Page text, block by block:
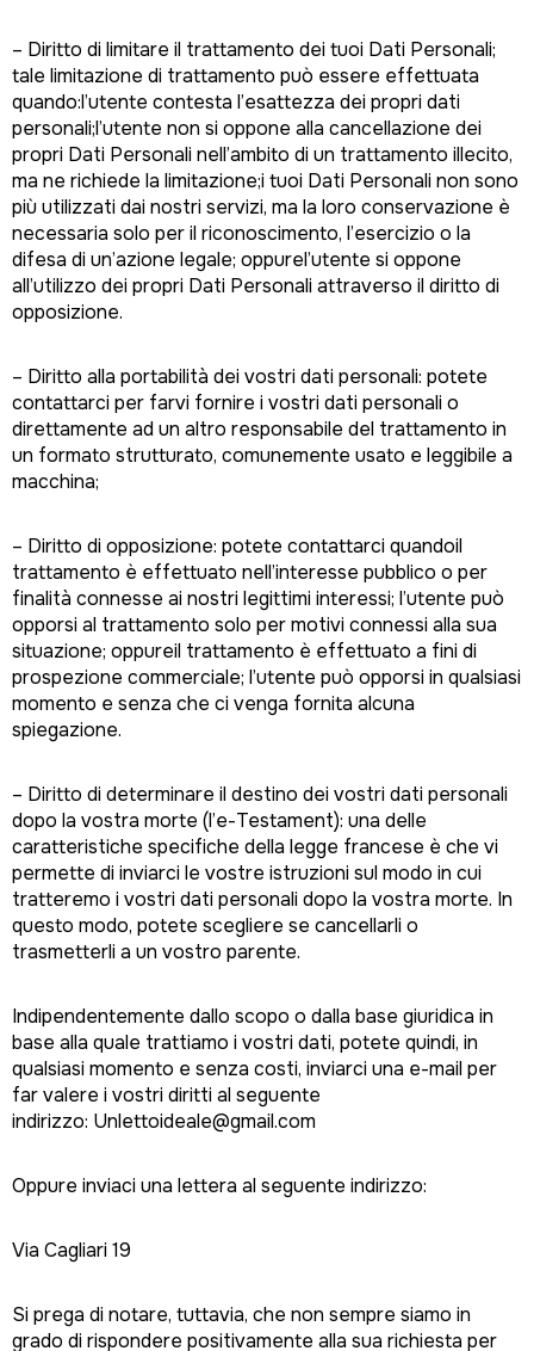
– Diritto di limitare il trattamento dei tuoi Dati Personali;
tale limitazione di trattamento può essere effettuata
quando:l’utente contesta l’esattezza dei propri dati
personali;l’utente non si oppone alla cancellazione dei
propri Dati Personali nell’ambito di un trattamento illecito,
ma ne richiede la limitazione;i tuoi Dati Personali non sono
più utilizzati dai nostri servizi, ma la loro conservazione è
necessaria solo per il riconoscimento, l’esercizio o la
difesa di un’azione legale; oppurel’utente si oppone
all’utilizzo dei propri Dati Personali attraverso il diritto di
opposizione.
– Diritto alla portabilità dei vostri dati personali: potete
contattarci per farvi fornire i vostri dati personali o
direttamente ad un altro responsabile del trattamento in
un formato strutturato, comunemente usato e leggibile a
macchina;
– Diritto di opposizione: potete contattarci quandoil
trattamento è effettuato nell’interesse pubblico o per
finalità connesse ai nostri legittimi interessi; l’utente può
opporsi al trattamento solo per motivi connessi alla sua
situazione; oppureil trattamento è effettuato a fini di
prospezione commerciale; l’utente può opporsi in qualsiasi
momento e senza che ci venga fornita alcuna
spiegazione.
– Diritto di determinare il destino dei vostri dati personali
dopo la vostra morte (l’e-Testament): una delle
caratteristiche specifiche della legge francese è che vi
permette di inviarci le vostre istruzioni sul modo in cui
tratteremo i vostri dati personali dopo la vostra morte. In
questo modo, potete scegliere se cancellarli o
trasmetterli a un vostro parente.
Indipendentemente dallo scopo o dalla base giuridica in
base alla quale trattiamo i vostri dati, potete quindi, in
qualsiasi momento e senza costi, inviarci una e-mail per
far valere i vostri diritti al seguente
indirizzo: Unlettoideale@gmail.com
Oppure inviaci una lettera al seguente indirizzo:
Via Cagliari 19
Si prega di notare, tuttavia, che non sempre siamo in
grado di rispondere positivamente alla sua richiesta per